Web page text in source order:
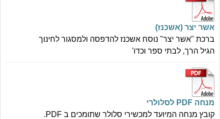
אשר יצר (אשכנז)
ברכת "אשר יצר" נוסח אשכנז להדפסה ולמסגור לחינוך
הגיל הרך, לבתי ספר וכדו'
מנחה PDF לסלולרי
קובץ מנחה המיועד למכשירי סלולר שתומכים ב PDF.